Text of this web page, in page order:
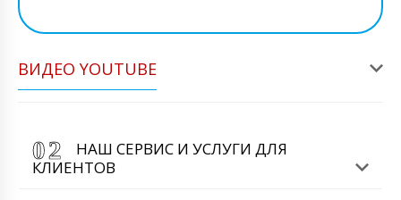
ВИДЕО YOUTUBE
НАШ СЕРВИС И УСЛУГИ ДЛЯ
КЛИЕНТОВ